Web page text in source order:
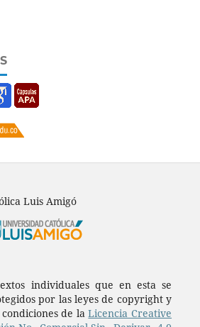
Luis Amigó
individuales que en esta se
por las leyes de copyright y
de laLicencia Creative